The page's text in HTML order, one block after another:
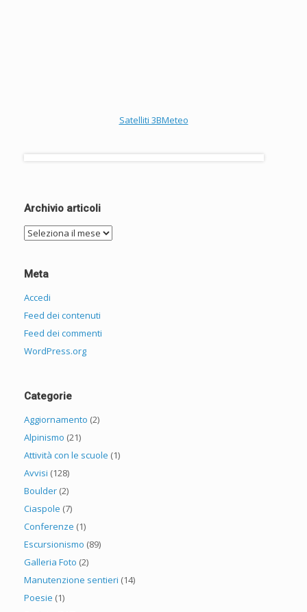
Satelliti 3BMeteo
Archivio articoli
Archivio
articoli
Meta
Accedi
Feed dei contenuti
Feed dei commenti
WordPress.org
Categorie
Aggiornamento (2)
Alpinismo (21)
Attività con le scuole (1)
Avvisi (128)
Boulder (2)
Ciaspole (7)
Conferenze (1)
Escursionismo (89)
Galleria Foto (2)
Manutenzione sentieri (14)
Poesie (1)